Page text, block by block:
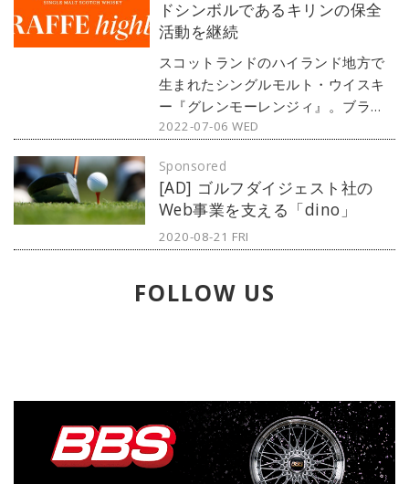
ドシンボルであるキリンの保全
活動を継続
スコットランドのハイランド地方で
生まれたシングルモルト・ウイスキ
ー『グレンモーレンジィ』。ブラン
ドの1つのシンボルとして表現してき
を、2020年6月21日の世界キリンの
日よりスタート。その活動はさまざ
まな形を経て現在も継続している。
2022-07-06 WED
[AD] ゴルフダイジェスト社の
Web事業を支える「dino」
Sponsored
2020-08-21 FRI
FOLLOW US